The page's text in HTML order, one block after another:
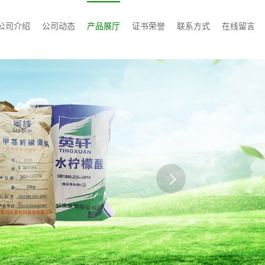
司介绍 公司动态 产品展厅 证书荣誉 联系方式 在线留言